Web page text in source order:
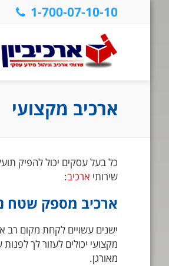
1-700-07-10-10
ארכיב מקצועי
כל בעל עסקים יכול להפיק
שירותי ארכיב:
ארכיב מספק שטח
ישנים עשויים לקחת מקום
מקצועי יכולים לעזור לך
מאורגן.